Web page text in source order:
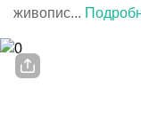
живопис...